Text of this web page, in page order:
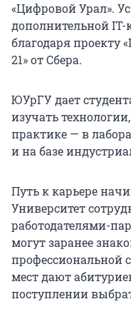
«Цифровой Урал».
дополнительной
благодаря проекту
21» от Сбера.
ЮУрГУ дает
изучать
практике — в
и на базе
Путь к карьере
Университет
работодателями-
могут заранее
профессиональной
мест дают
поступлении